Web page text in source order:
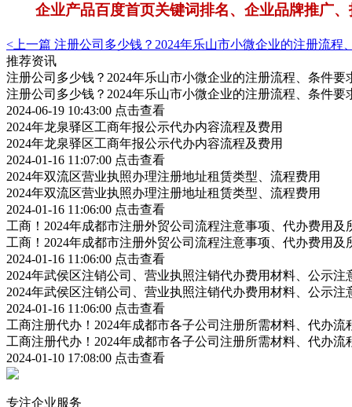
企业产品百度首页关键词排名、企业品牌推广
<上一篇 注册公司多少钱？2024年乐山市小微企业的注册流程
推荐资讯
注册公司多少钱？2024年乐山市小微企业的注册流程、条件要
注册公司多少钱？2024年乐山市小微企业的注册流程、条件要
2024-06-19 10:43:00 点击查看
2024年龙泉驿区工商年报公示代办内容流程及费用
2024年龙泉驿区工商年报公示代办内容流程及费用
2024-01-16 11:07:00 点击查看
2024年双流区营业执照办理注册地址租赁类型、流程费用
2024年双流区营业执照办理注册地址租赁类型、流程费用
2024-01-16 11:06:00 点击查看
工商！2024年成都市注册外贸公司流程注意事项、代办费用及
工商！2024年成都市注册外贸公司流程注意事项、代办费用及
2024-01-16 11:06:00 点击查看
2024年武侯区注销公司、营业执照注销代办费用材料、公示注
2024年武侯区注销公司、营业执照注销代办费用材料、公示注
2024-01-16 11:06:00 点击查看
工商注册代办！2024年成都市各子公司注册所需材料、代办流
工商注册代办！2024年成都市各子公司注册所需材料、代办流
2024-01-10 17:08:00 点击查看
专注企业服务